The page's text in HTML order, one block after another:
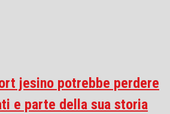
jesino potrebbe perdere
e parte della sua storia